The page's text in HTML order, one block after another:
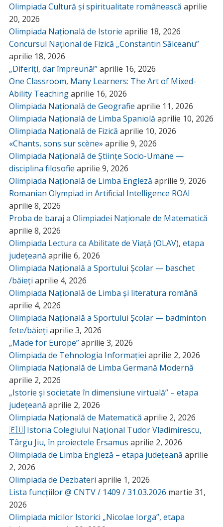
Olimpiada Cultură și spiritualitate românească aprilie
20, 2026
Olimpiada Națională de Istorie aprilie 18, 2026
Concursul Național de Fizică „Constantin Sălceanu”
aprilie 18, 2026
„Diferiți, dar împreună!”aprilie 16, 2026
One Classroom, Many Learners: The Art of Mixed-
Ability Teachingaprilie 16, 2026
Olimpiada Națională de Geografie aprilie 11, 2026
Olimpiada Națională de Limba Spaniolă aprilie 10, 2026
Olimpiada Națională de Fizică aprilie 10, 2026
«Chants, sons sur scène» aprilie 9, 2026
Olimpiada Națională de Științe Socio-Umane —
disciplina filosofie aprilie 9, 2026
Olimpiada Națională de Limba Engleză aprilie 9, 2026
Romanian Olympiad in Artificial Intelligence ROAI
aprilie 8, 2026
Proba de baraj a Olimpiadei Naționale de Matematică
aprilie 8, 2026
Olimpiada Lectura ca Abilitate de Viață (OLAV), etapa
județeană aprilie 6, 2026
Olimpiada Națională a Sportului Școlar — baschet
/băieți aprilie 4, 2026
Olimpiada Națională de Limba și literatura română
aprilie 4, 2026
Olimpiada Națională a Sportului Școlar — badminton
fete/băieți aprilie 3, 2026
„Made for Europe”aprilie 3, 2026
Olimpiada de Tehnologia Informației aprilie 2, 2026
Olimpiada Națională de Limba Germană Modernă
aprilie 2, 2026
„Istorie și societate în dimensiune virtuală” – etapa
județeană aprilie 2, 2026
Olimpiada Națională de Matematică aprilie 2, 2026
🇪🇺 Istoria Colegiului Național Tudor Vladimirescu,
Târgu Jiu, în proiectele Ersamus aprilie 2, 2026
Olimpiada de Limba Engleză – etapa județeană aprilie
2, 2026
Olimpiada de Dezbateri aprilie 1, 2026
Lista funcțiilor @ CNTV / 1409 / 31.03.2026 martie 31,
2026
Olimpiada micilor Istorici „Nicolae Iorga”, etapa